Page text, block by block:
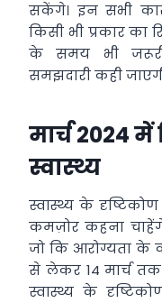
सकेंगे। इन सभी
किसी भी प्रकार का
के समय भी
समझदारी कही
मार्च 2024 में
स्वास्थ्य
स्वास्थ्य के
कमज़ोर कहना
जो कि आरोग्यता के
से लेकर 14 मार्च
स्वास्थ्य के